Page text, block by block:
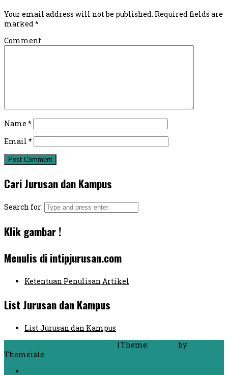
Your email address will not be published. Required fields are
marked *
Comment
Name *
Email *
Cari Jurusan dan Kampus
Search for:
Klik gambar !
Menulis di intipjurusan.com
Ketentuan Penulisan Artikel
List Jurusan dan Kampus
List Jurusan dan Kampus
| Theme:
by
Themeisle.